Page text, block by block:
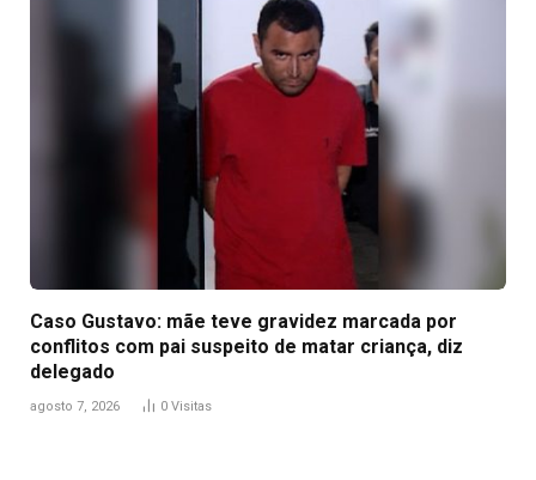
Caso Gustavo: mãe teve gravidez marcada por
conflitos com pai suspeito de matar criança, diz
delegado
agosto 7, 2026 0 Visitas